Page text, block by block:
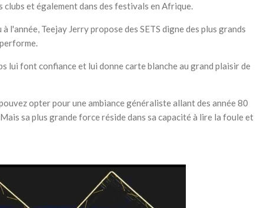
clubs et également dans des festivals en Afrique.
l'année, Teejay Jerry propose des SETS digne des plus grands
lui font confiance et lui donne carte blanche au grand plaisir de
opter pour une ambiance généraliste allant des année 80
sa plus grande force réside dans sa capacité à lire la foule et